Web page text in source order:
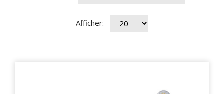
Afficher: